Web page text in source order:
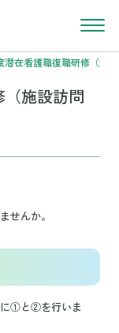
潜在看護職復職研修（施
施設訪問
せんか。
①と②を行いま